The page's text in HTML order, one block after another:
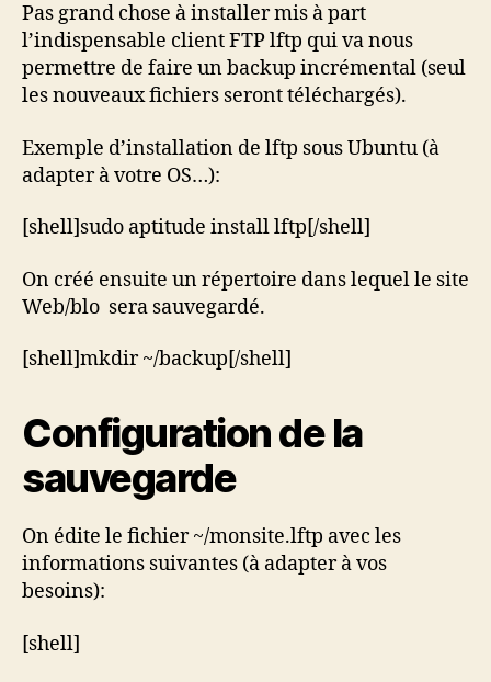
Pas grand chose à installer mis à part
l’indispensable client FTP lftp qui va nous
permettre de faire un backup incrémental (seul
les nouveaux fichiers seront téléchargés).
Exemple d’installation de lftp sous Ubuntu (à
adapter à votre OS…):
[shell]sudo aptitude install lftp[/shell]
On créé ensuite un répertoire dans lequel le site
Web/blo sera sauvegardé.
[shell]mkdir ~/backup[/shell]
Configuration de la
sauvegarde
On édite le fichier ~/monsite.lftp avec les
informations suivantes (à adapter à vos
besoins):
[shell]